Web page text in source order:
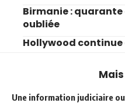
Birmanie :
oubliée
Hollywood
Une information judiciaire